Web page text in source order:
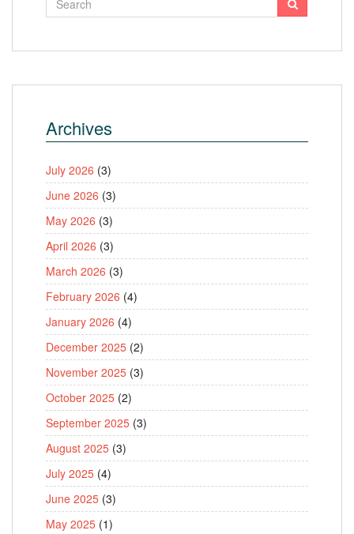
Archives
July 2026 (3)
June 2026 (3)
May 2026 (3)
April 2026 (3)
March 2026 (3)
February 2026 (4)
January 2026 (4)
December 2025 (2)
November 2025 (3)
October 2025 (2)
September 2025 (3)
August 2025 (3)
July 2025 (4)
June 2025 (3)
May 2025 (1)